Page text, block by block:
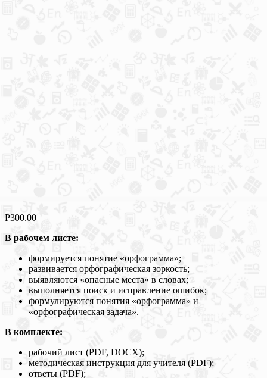
Р300.00
В рабочем листе:
формируется понятие «орфограмма»;
развивается орфографическая зоркость;
выявляются «опасные места» в словах;
выполняется поиск и исправление ошибок;
формулируются понятия «орфограмма» и
«орфографическая задача».
В комплекте:
рабочий лист (PDF, DOCX);
методическая инструкция для учителя (PDF);
ответы (PDF);